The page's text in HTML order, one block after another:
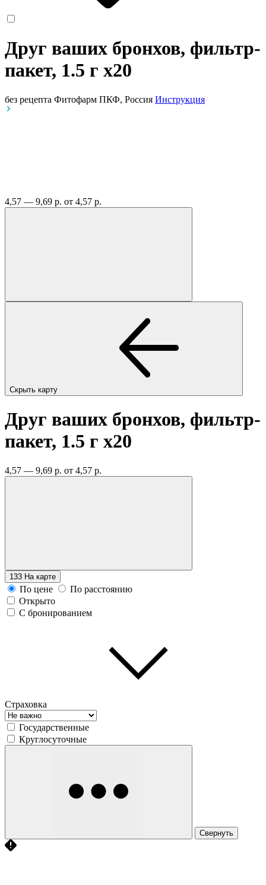
Друг ваших бронхов, фильтр-
пакет, 1.5 г x20
без рецепта Фитофарм ПКФ, Россия Инструкция
4,57 — 9,69 р. от 4,57 р.
Скрыть карту
Друг ваших бронхов, фильтр-
пакет, 1.5 г x20
4,57 — 9,69 р. от 4,57 р.
133 На карте
По цене
По расстоянию
Открыто
С бронированием
Страховка
Государственные
Круглосуточные
Свернуть